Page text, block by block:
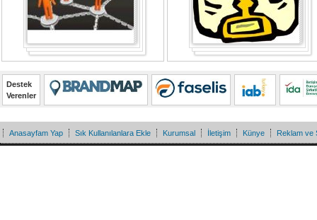
Destek
Verenler
Anasayfam Yap Sık Kullanılanlara Ekle Kurumsal İletişim Künye Reklam ve